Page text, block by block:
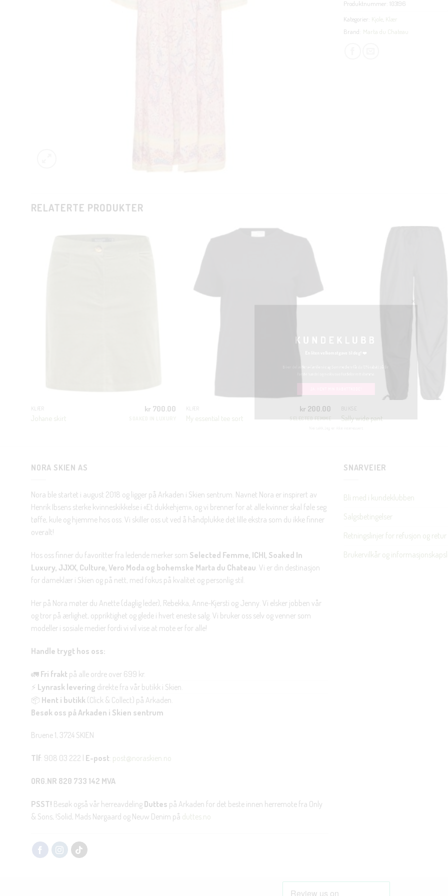
Produktnummer: 103196
Kategorier: Kjole Klær
Brand: Marta du Chateau
RELATERTE PRODUKTER
KLÆR
Johane skirt
kr 700.00 KLÆR
My essential tee sort
kr 200.00
SELECTED FEMME
BUKSE
Sally wide pant
NORA SKIEN AS
Nora ble startet i august 2018 og ligger på Arkaden i Skien sentrum. Navnet Nora er inspirert av
Henrik Ibsens sterke kvinneskikkelse i «Et dukkehjem», og vi brenner for at alle kvinner skal føle seg
tøffe, kule og hjemme hos oss. Vi skiller oss ut ved å håndplukke det lille ekstra som du ikke finner
overalt!
Hos oss finner du favoritter fra ledende merker som Selected Femme, ICHI, Soaked In
Luxury, JJXX, Culture, Vero Moda og bohemske Marta du Chateau. Vi er din destinasjon
for dameklær i Skien og på nett, med fokus på kvalitet og personlig stil.
Her på Nora møter du Anette (daglig leder), Rebekka, Anne-Kjersti og Jenny. Vi elsker jobben vår
og tror på ærlighet, oppriktighet og glede i hvert eneste salg. Vi bruker oss selv og venner som
modeller i sosiale medier fordi vi vil vise at mote er for alle!
Handle trygt hos oss:
🚛 Fri frakt på alle ordre over 699 kr.
⚡ Lynrask levering direkte fra vår butikk i Skien.
📦 Hent i butikk (Click & Collect) på Arkaden.
Besøk oss på Arkaden i Skien sentrum
Bruene 1, 3724 SKIEN
Tlf: 908 03 222 | E-post: post@noraskien.no
ORG.NR 820 733 142 MVA
PSST! Besøk også vår herreavdeling Duttes på Arkaden for det beste innen herremote fra Only
& Sons, !Solid, Mads Nørgaard og Neuw Denim på duttes.no
SNARVEIER
Bli med i kundeklubben
Salgsbetingelser
Retningslinjer for refusjon og retur
Brukervilkår og
En liten velkomstgave til deg! ❤️
JA, HENT MIN RABATTKODE!